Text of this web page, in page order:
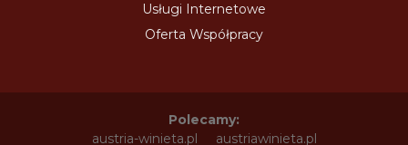
Usługi Internetowe
Oferta Współpracy
Polecamy:
austria-winieta.pl
austriawinieta.pl